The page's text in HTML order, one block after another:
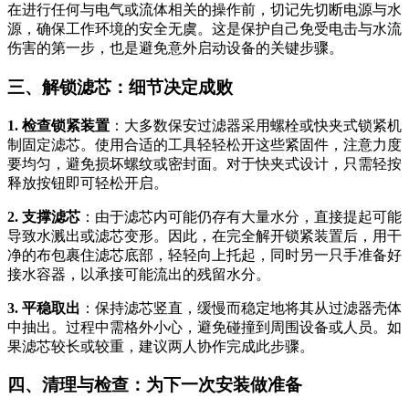
在进行任何与电气或流体相关的操作前，切记先切断电源与水
源，确保工作环境的安全无虞。这是保护自己免受电击与水流
伤害的第一步，也是避免意外启动设备的关键步骤。
三、解锁滤芯：细节决定成败
1. 检查锁紧装置 ：大多数保安过滤器采用螺栓或快夹式锁紧机
制固定滤芯。使用合适的工具轻轻松开这些紧固件，注意力度
要均匀，避免损坏螺纹或密封面。对于快夹式设计，只需轻按
释放按钮即可轻松开启。
2. 支撑滤芯 ：由于滤芯内可能仍存有大量水分，直接提起可能
导致水溅出或滤芯变形。因此，在完全解开锁紧装置后，用干
净的布包裹住滤芯底部，轻轻向上托起，同时另一只手准备好
接水容器，以承接可能流出的残留水分。
3. 平稳取出 ：保持滤芯竖直，缓慢而稳定地将其从过滤器壳体
中抽出。过程中需格外小心，避免碰撞到周围设备或人员。如
果滤芯较长或较重，建议两人协作完成此步骤。
四、清理与检查：为下一次安装做准备